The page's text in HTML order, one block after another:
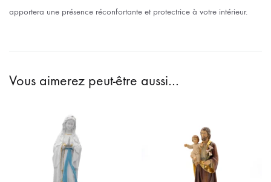
apportera une présence réconfortante et protectrice à votre intérieur.
Vous aimerez peut-être aussi…